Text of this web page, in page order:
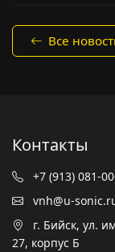
Все
Контакты
+7 (913) 081-
vnh@u-
г. Бийск, ул.
27, корпус Б